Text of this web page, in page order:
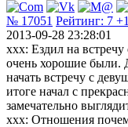
№ 17051 Рейтинг: 7 +1
2013-09-28 23:28:01
ххх: Ездил на
очень хорошие были.
начать встречу с
итоге начал с
замечательно
ххх: Отношения